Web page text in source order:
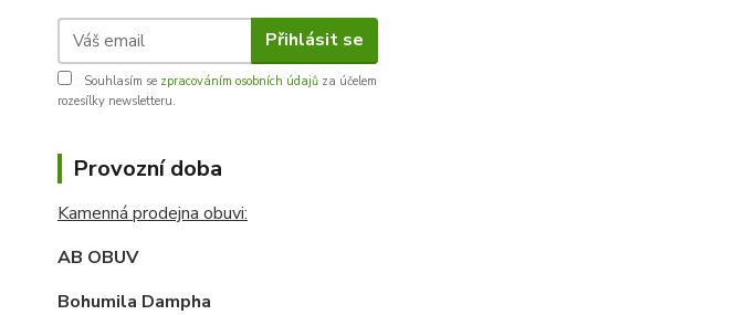
Přihlásit se
Souhlasím se zpracováním osobních údajů za účelem
rozesílky newsletteru.
Provozní doba
Kamenná prodejna obuvi:
AB OBUV
Bohumila Dampha